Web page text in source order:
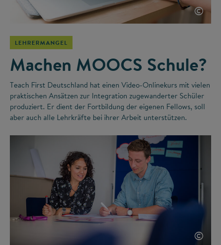
©
LEHRERMANGEL
Machen MOOCS Schule?
Teach First Deutschland hat einen Video-Onlinekurs mit vielen
praktischen Ansätzen zur Integration zugewanderter Schüler
produziert. Er dient der Fortbildung der eigenen Fellows, soll
aber auch alle Lehrkräfte bei ihrer Arbeit unterstützen.
©